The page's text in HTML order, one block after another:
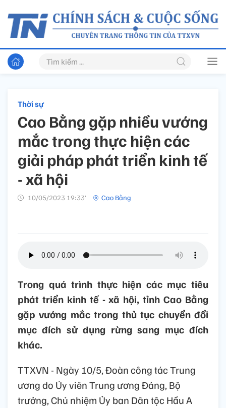
Thời sự
Cao Bằng gặp nhiều vướng
mắc trong thực hiện các
giải pháp phát triển kinh tế
- xã hội
10/05/2023 19:33’ Cao Bằng
Trong quá trình thực hiện các mục tiêu
phát triển kinh tế - xã hội, tỉnh Cao Bằng
gặp vướng mắc trong thủ tục chuyển đổi
mục đích sử dụng rừng sang mục đích
khác.
TTXVN - Ngày 10/5, Đoàn công tác Trung
ương do Ủy viên Trung ương Đảng, Bộ
trưởng, Chủ nhiệm Ủy ban Dân tộc Hầu A